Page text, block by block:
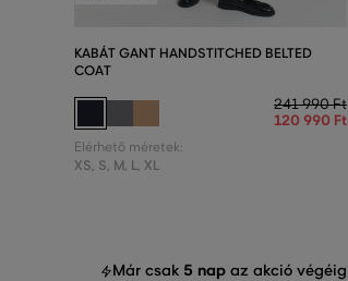
KABÁT GANT HANDSTITCHED BELTED
COAT
241 990 Ft
120 990 Ft
Elérhető méretek:
XS, S, M, L, XL
Már csak 5 nap az akció végéig